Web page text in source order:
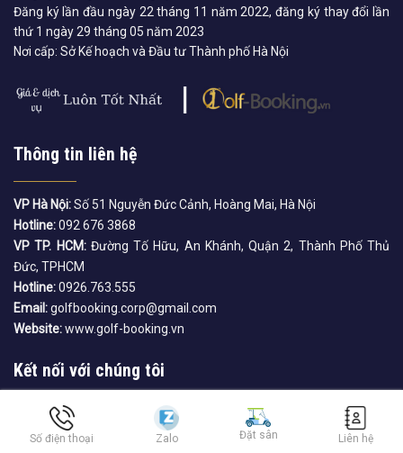
Đăng ký lần đầu ngày 22 tháng 11 năm 2022, đăng ký thay đổi lần
thứ 1 ngày 29 tháng 05 năm 2023
Nơi cấp: Sở Kế hoạch và Đầu tư Thành phố Hà Nội
Thông tin liên hệ
VP Hà Nội:Số 51 Nguyễn Đức Cảnh, Hoàng Mai, Hà Nội
Hotline:092 676 3868
VP TP. HCM:Đường Tố Hữu, An Khánh, Quận 2, Thành Phố Thủ
Đức, TPHCM
Hotline:0926.763.555
Email:golfbooking.corp@gmail.com
Website:www.golf-booking.vn
Kết nối với chúng tôi
Số điện thoại Zalo Đặt sân Liên hệ